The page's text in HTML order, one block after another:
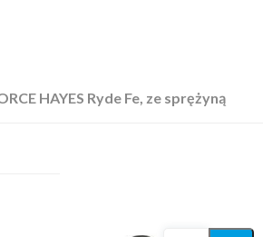
HAYES Ryde Fe, ze sprężyną